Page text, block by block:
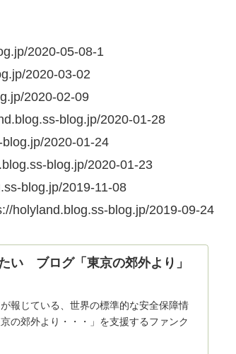
2020-05-08-1
2020-03-02
2020-02-09
blog.jp/2020-01-28
2020-01-24
blog.jp/2020-01-23
blog.jp/2019-11-08
holyland.blog.ss-blog.jp/2019-09-24
い ブログ「東京の郊外より」
報じている、世界の標準的な安全保障情
の郊外より・・・」を支援するファンク